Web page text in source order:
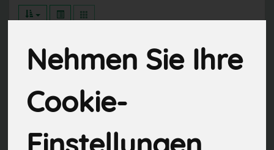
Nehmen Sie Ihre
Cookie-
Hersteller Ernährung
Allergene